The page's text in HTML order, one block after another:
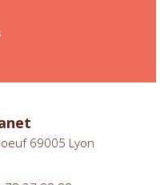
69005 Lyon